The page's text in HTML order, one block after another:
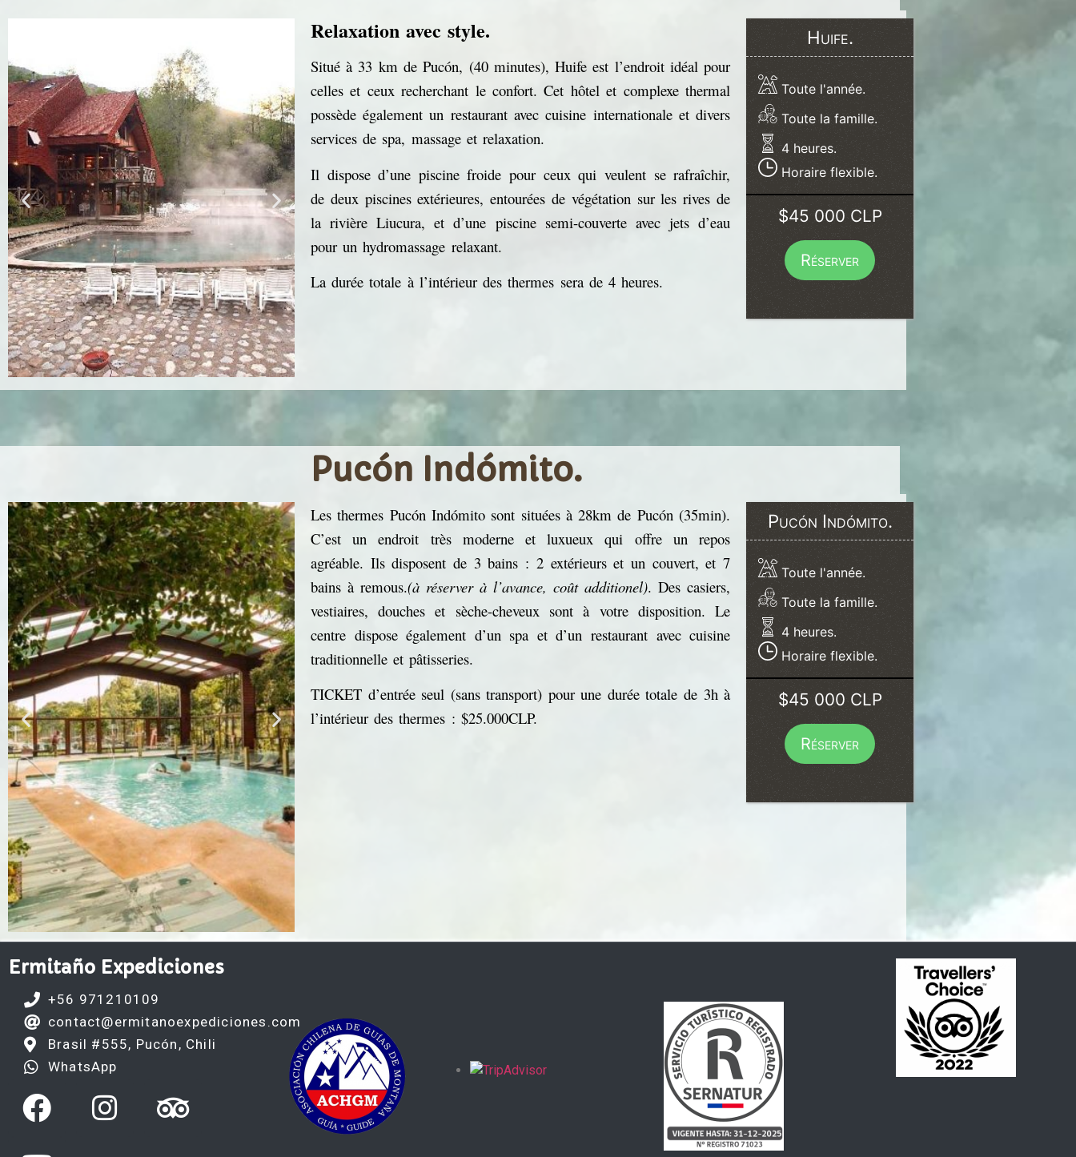
Relaxation avec style.
Situé à 33 km de Pucón, (40 minutes), Huife est l’endroit idéal pour
celles et ceux recherchant le confort. Cet hôtel et complexe thermal
possède également un restaurant avec cuisine internationale et divers
services de spa, massage et relaxation.
Il dispose d’une piscine froide pour ceux qui veulent se rafraîchir,
de deux piscines extérieures, entourées de végétation sur les rives de
la rivière Liucura, et d’une piscine semi-couverte avec jets d’eau
pour un hydromassage relaxant.
La durée totale à l’intérieur des thermes sera de 4 heures.
Huife.
Toute l'année.
Toute la famille.
4 heures.
Horaire flexible.
$45 000 CLP
Réserver
Pucón Indómito.
Les thermes Pucón Indómito sont situées à 28km de Pucón (35min).
C’est un endroit très moderne et luxueux qui offre un repos
agréable. Ils disposent de 3 bains : 2 extérieurs et un couvert, et 7
bains à remous.(à réserver à l’avance, coût additionel). Des casiers,
vestiaires, douches et sèche-cheveux sont à votre disposition. Le
centre dispose également d’un spa et d’un restaurant avec cuisine
traditionnelle et pâtisseries.
TICKET d’entrée seul (sans transport) pour une durée totale de 3h à
l’intérieur des thermes : $25.000CLP.
Pucón Indómito.
Toute l'année.
Toute la famille.
4 heures.
Horaire flexible.
$45 000 CLP
Réserver
Ermitaño Expediciones
+56 971210109
contact@ermitanoexpediciones.com
Brasil #555, Pucón, Chili
WhatsApp